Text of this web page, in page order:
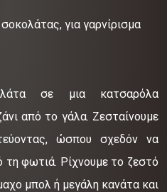
για γαρνίρισμα
σε μια κατσαρόλα
από το γάλα. Ζεσταίνουμε
ώσπου σχεδόν να
τη φωτιά. Ρίχνουμε το ζεστό
μπολ ή μεγάλη κανάτα και